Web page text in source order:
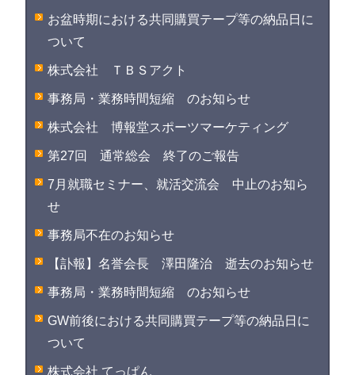
お盆時期における共同購買テープ等の納品日に
ついて
株式会社 ＴＢＳアクト
事務局・業務時間短縮 のお知らせ
株式会社 博報堂スポーツマーケティング
第27回 通常総会 終了のご報告
7月就職セミナー、就活交流会 中止のお知ら
せ
事務局不在のお知らせ
【訃報】名誉会長 澤田隆治 逝去のお知らせ
事務局・業務時間短縮 のお知らせ
GW前後における共同購買テープ等の納品日に
ついて
株式会社 てっぱん